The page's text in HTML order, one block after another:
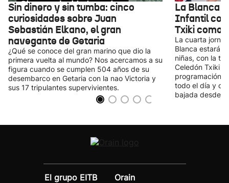
Sin dinero y sin tumba: cinco
curiosidades sobre Juan
Sebastián Elkano, el gran
navegante de Getaria
¿Qué se conoce del gran marino que dio la
primera vuelta al mundo? Nos acercamos a su
figura cuando se cumplen 504 años de su
desembarco en Getaria con la nao Victoria y
sus 17 tripulantes supervivientes.
La Blanca
Infantil con
Txiki como
La cuarta
Blanca estará
niñas, con la
Celedón Txiki
programación
todo el día y
bajada desde
El grupo EITB
Orain